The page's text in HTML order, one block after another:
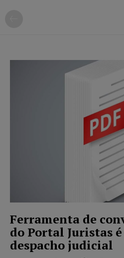
Ferramenta de
do Portal Juristas
despacho judicial